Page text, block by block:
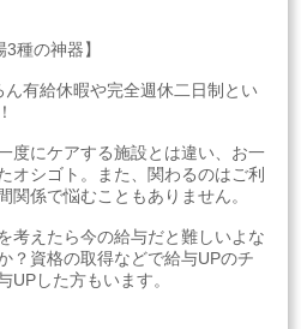
種の神器】
有給休暇や完全週休二日制とい
度にケアする施設とは違い、お一
オシゴト。また、関わるのはご利
関係で悩むこともありません。
考えたら今の給与だと難しいよな
？資格の取得などで給与UPのチ
UPした方もいます。